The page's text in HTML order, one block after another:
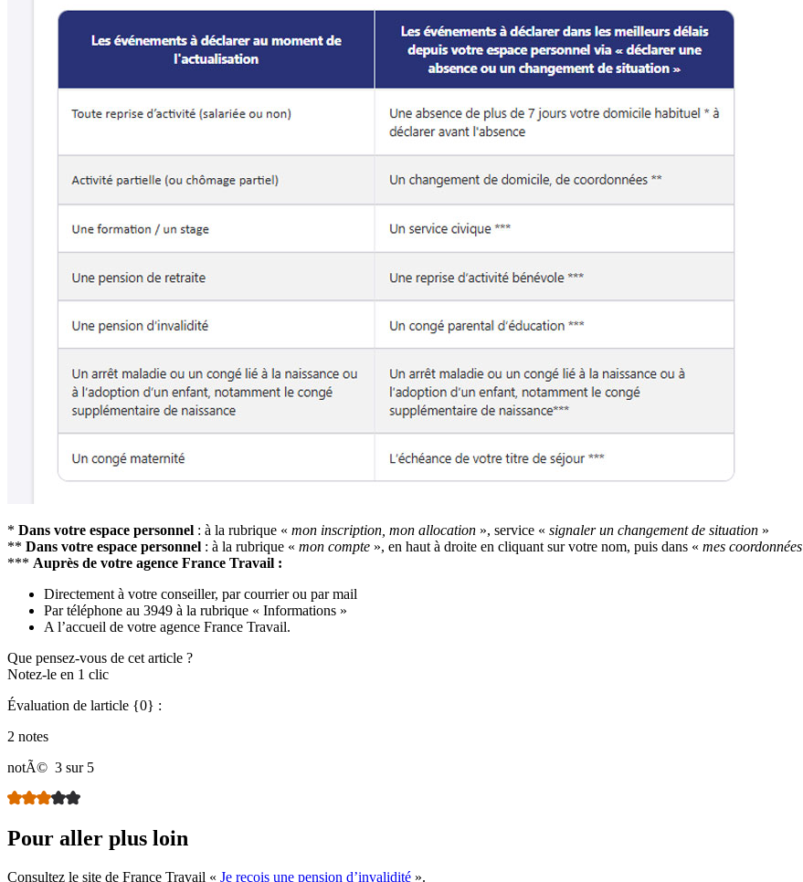
* Dans votre espace personnel : à la rubrique « mon inscription, mon allocation », service « signaler un changement de situation »
** Dans votre espace personnel : à la rubrique « mon compte », en haut à droite en cliquant sur votre nom, puis dans « mes coordonnées
*** Auprès de votre agence France Travail :
Directement à votre conseiller, par courrier ou par mail
Par téléphone au 3949 à la rubrique « Informations »
A l’accueil de votre agence France Travail.
Que pensez-vous de cet article ?
Notez-le en 1 clic
Évaluation de larticle {0} :
2 notes
notÃ© 3 sur 5
Pour aller plus loin
Consultez le site de France Travail « Je reçois une pension d’invalidité ».